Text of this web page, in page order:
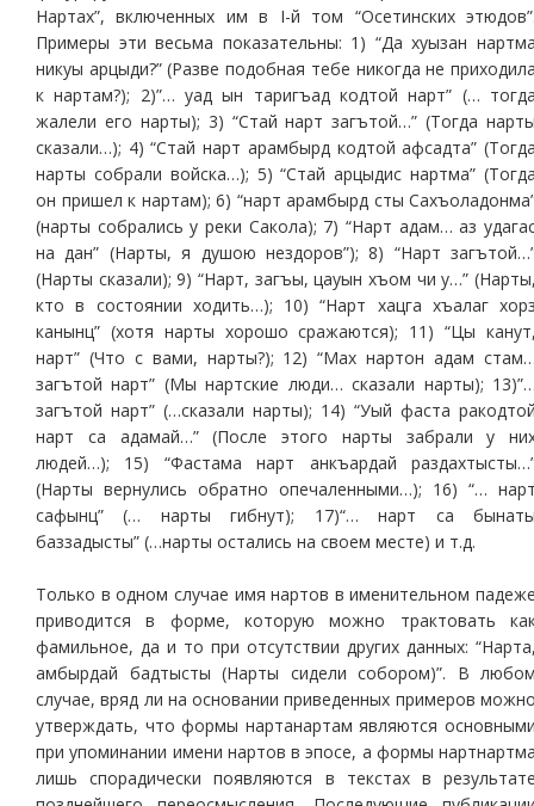
Нартах”, включенных им в I-й том “Осетинских
Примеры эти весьма показательны: 1) “Да хуызан
никуы арцыди?” (Разве подобная тебе никогда не
к нартам?); 2)”… уад ын таригъад кодтой нарт” (…
жалели его нарты); 3) “Стай нарт загътой…” (Тогда
сказали…); 4) “Стай нарт арамбырд кодтой афсадта”
нарты собрали войска…); 5) “Стай арцыдис нартма”
он пришел к нартам); 6) “нарт арамбырд сты
(нарты собрались у реки Сакола); 7) “Нарт адам… аз
на дан” (Нарты, я душою нездоров”); 8) “Нарт
(Нарты сказали); 9) “Нарт, загъы, цауын хъом чи у…”
кто в состоянии ходить…); 10) “Нарт хацга хъалаг
канынц” (хотя нарты хорошо сражаются); 11) “Цы
нарт” (Что с вами, нарты?); 12) “Мах нартон адам
загътой нарт” (Мы нартские люди… сказали нарты);
загътой нарт” (…сказали нарты); 14) “Уый фаста
нарт са адамай…” (После этого нарты забрали у
людей…); 15) “Фастама нарт анкъардай
(Нарты вернулись обратно опечаленными…); 16) “…
сафынц” (… нарты гибнут); 17)“… нарт са
баззадысты” (…нарты остались на своем месте) и т.д.
Только в одном случае имя нартов в именительном
приводится в форме, которую можно трактовать
фамильное, да и то при отсутствии других данных:
амбырдай бадтысты (Нарты сидели собором)”. В
случае, вряд ли на основании приведенных примеров
утверждать, что формы нартанартам являются
при упоминании имени нартов в эпосе, а формы
лишь спорадически появляются в текстах в